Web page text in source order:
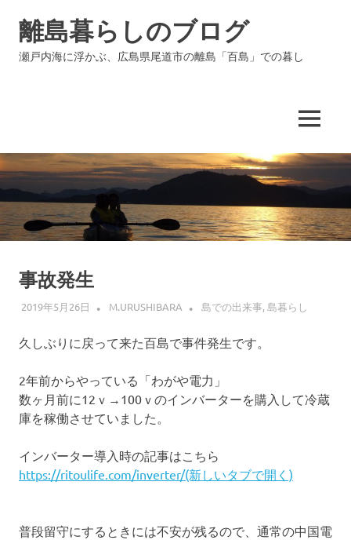
ッ
プ
離島暮らしのブログ
瀬戸内海に浮かぶ、広島県尾道市の離島「百島」での暮し
MENU
事故発生
2019年5月26日 M.URUSHIBARA 島での出来事,島暮らし
久しぶりに戻って来た百島で事件発生です。
2年前からやっている「わがや電力」
数ヶ月前に12ｖ→100ｖのインバーターを購入して冷蔵
庫を稼働させていました。
インバーター導入時の記事はこちら
https://ritoulife.com/inverter/(新しいタブで開く)
普段留守にするときには不安が残るので、通常の中国電